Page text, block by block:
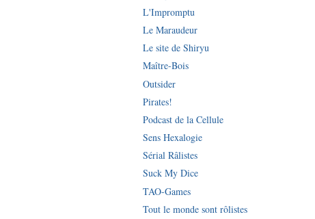
L'Impromptu
Le Maraudeur
Le site de Shiryu
Maître-Bois
Outsider
Pirates!
Podcast de la Cellule
Sens Hexalogie
Sérial Râlistes
Suck My Dice
TAO-Games
Tout le monde sont rôlistes